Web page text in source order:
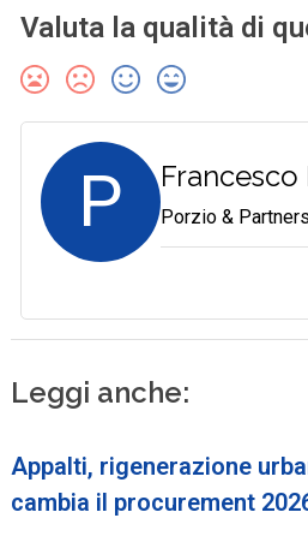
Valuta la qualità di
P Francesco
Porzio & Partners
Leggi anche:
Appalti, rigenerazione
cambia il procurement